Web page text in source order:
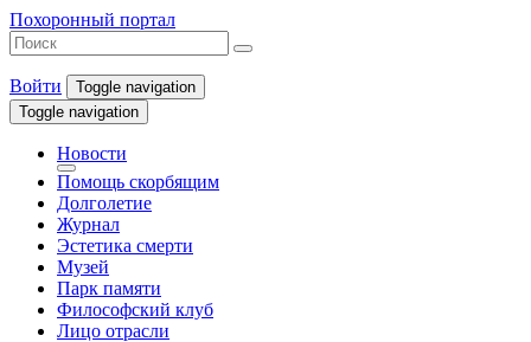
Похоронный портал
Войти
Toggle navigation
Toggle navigation
Новости
Помощь скорбящим
Долголетие
Журнал
Эстетика смерти
Музей
Парк памяти
Философский клуб
Лицо отрасли